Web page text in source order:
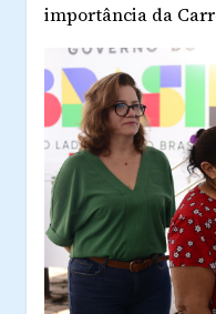
importância da